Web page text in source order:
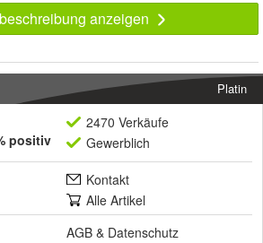
anzeigen
Platin
positiv
2470 Verkäufe
Gewerblich
Kontakt
Alle Artikel
AGB & Datenschutz